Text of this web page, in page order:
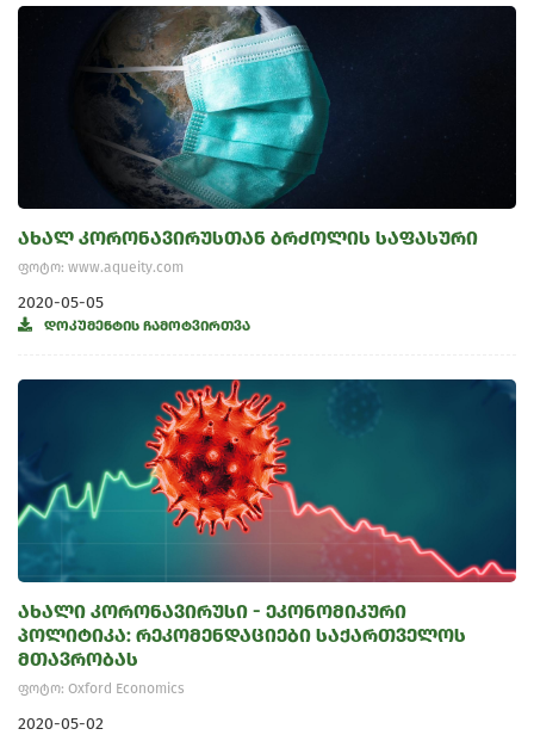
ახალ კორონავირუსთან ბრძოლის საფასური
ფოტო: www.aqueity.com
2020-05-05
დოკუმენტის ჩამოტვირთვა
ახალი კორონავირუსი - ეკონომიკური
პოლიტიკა: რეკომენდაციები საქართველოს
მთავრობას
ფოტო: Oxford Economics
2020-05-02